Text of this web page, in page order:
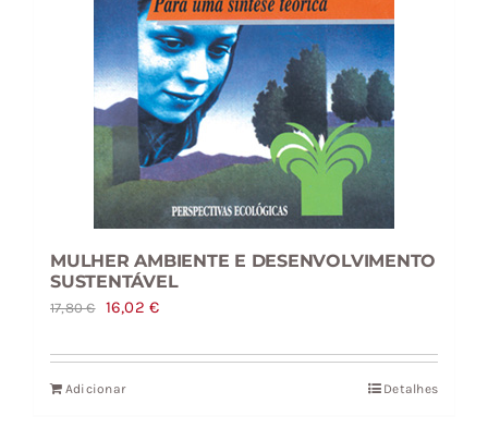
MULHER AMBIENTE E DESENVOLVIMENTO
SUSTENTÁVEL
17,80€
O
original
era:
16,02€O
atual
Adicionar Detalhes